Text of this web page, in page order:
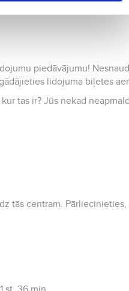
piedāvājumu!
lidojuma biļetes
tas ir? Jūs nekad
tās centram.